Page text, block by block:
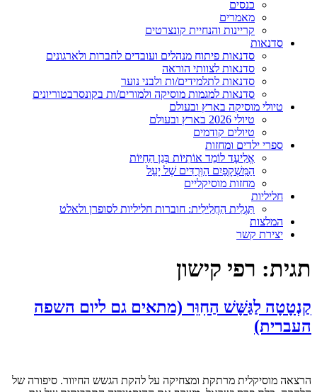
כנסים
מאמרים
קריינות והנחיית קונצרטים
סדנאות
סדנאות פיתוח מנהלים ועובדים לחברות ולארגונים
סדנאות לצוותי הוראה
סדנאות לתלמידים/ות ולבני נוער
סדנאות למגמות מוסיקה ולמורים/ות בקונסרבטוריונים
טיולי מוסיקה בארץ ובעולם
טיולי 2026 בארץ ובעולם
טיולים קודמים
ספרי ילדים ומחזות
אֱלִיעָד לוֹמֵד אוֹתִיּוֹת בְּגַן הַחַיּוֹת
הַמִּשְׁקָפַיִם הַוְּרֻדִּים שֶׁל יָעֵל
מחזות מוסיקליים
חליליות
תַּגְלִית הַחֲלִילִית: חוברות חליליות לסופרן ולאלט
המלצות
יצירת קשר
תגית: רפי קישון
קַנְטָטָה לַגַּשָּׁשׁ הַחִוֵּר (מתאים גם ליום השפה
העברית)
הרצאה מוסיקלית מרתקת ומצחיקה על להקת הגשש החיוור. סיפורה של